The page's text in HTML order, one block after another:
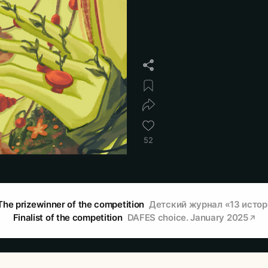
52
prizewinner of the competition Детский журнал «13
Finalist of the competition DAFES choice. January 2025